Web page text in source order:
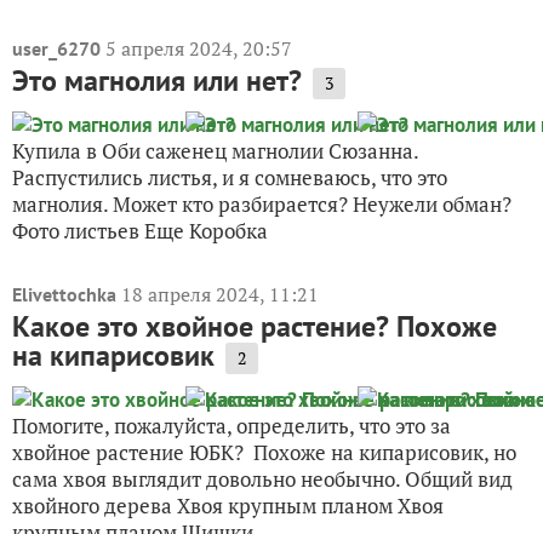
user_6270 5 апреля 2024, 20:57
Это магнолия или нет? 3
Купила в Оби саженец магнолии Сюзанна.
Распустились листья, и я сомневаюсь, что это
магнолия. Может кто разбирается? Неужели обман?
Фото листьев Еще Коробка
Elivettochka 18 апреля 2024, 11:21
Какое это хвойное растение? Похоже
на кипарисовик 2
Помогите, пожалуйста, определить, что это за
хвойное растение ЮБК? Похоже на кипарисовик, но
сама хвоя выглядит довольно необычно. Общий вид
хвойного дерева Хвоя крупным планом Хвоя